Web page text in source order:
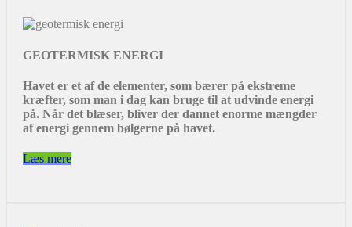
GEOTERMISK ENERGI
Havet er et af de elementer, som bærer på ekstreme
kræfter, som man i dag kan bruge til at udvinde energi
på. Når det blæser, bliver der dannet enorme mængder
af energi gennem bølgerne på havet.
Læs mere